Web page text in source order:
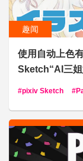
趣闻
使用自动上色
Sketch“AI三
pixiv Sketch